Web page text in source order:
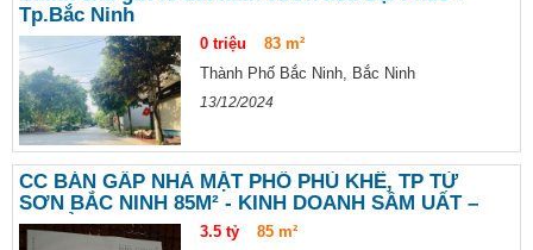
Tp.Bắc Ninh
0 triệu
83 m²
Thành Phố Bắc Ninh, Bắc Ninh
13/12/2024
CC BÁN GẤP NHÀ MẶT PHỐ PHÙ KHÊ, TP TỪ
SƠN BẮC NINH 85M² - KINH DOANH SẦM UẤT –
3,5 TỶ
3.5 tỷ
85 m²